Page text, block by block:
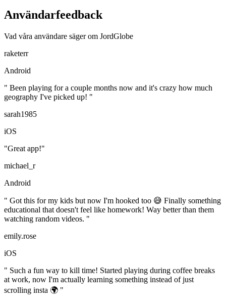
Användarfeedback
Vad våra användare säger om JordGlobe
raketerr
Android
" Been playing for a couple months now and it's crazy how much
geography I've picked up! "
sarah1985
iOS
"Great app!"
michael_r
Android
" Got this for my kids but now I'm hooked too 😅 Finally something
educational that doesn't feel like homework! Way better than them
watching random videos. "
emily.rose
iOS
" Such a fun way to kill time! Started playing during coffee breaks
at work, now I'm actually learning something instead of just
scrolling insta 🌍 "